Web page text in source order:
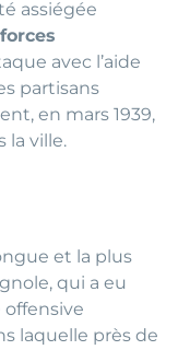
assiégée
forces
avec l’aide
partisans
en mars 1939,
la ville.
et la plus
qui a eu
offensive
laquelle près de